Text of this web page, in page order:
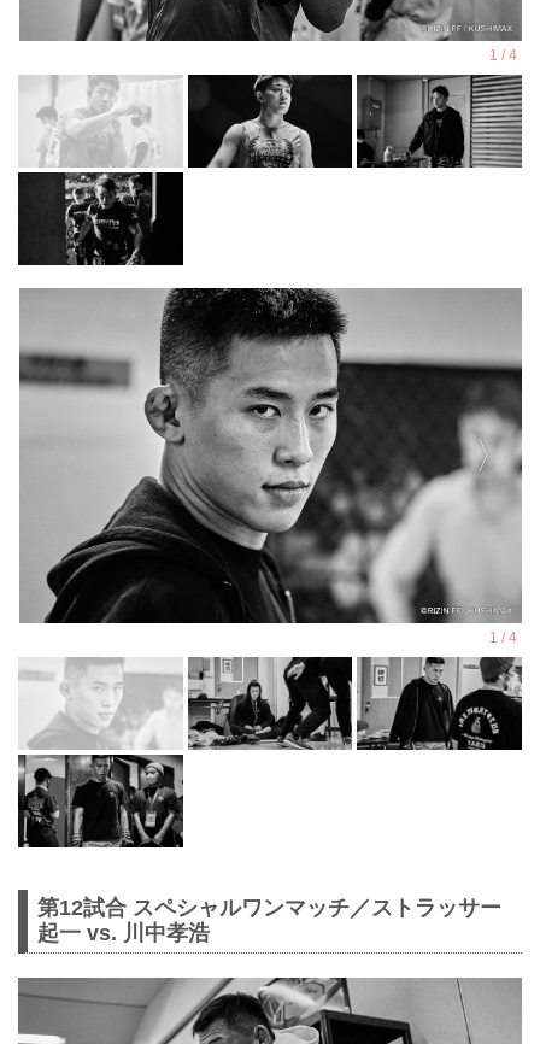
第12試合 スペシャルワンマッチ／ストラッサー
起一 vs. 川中孝浩